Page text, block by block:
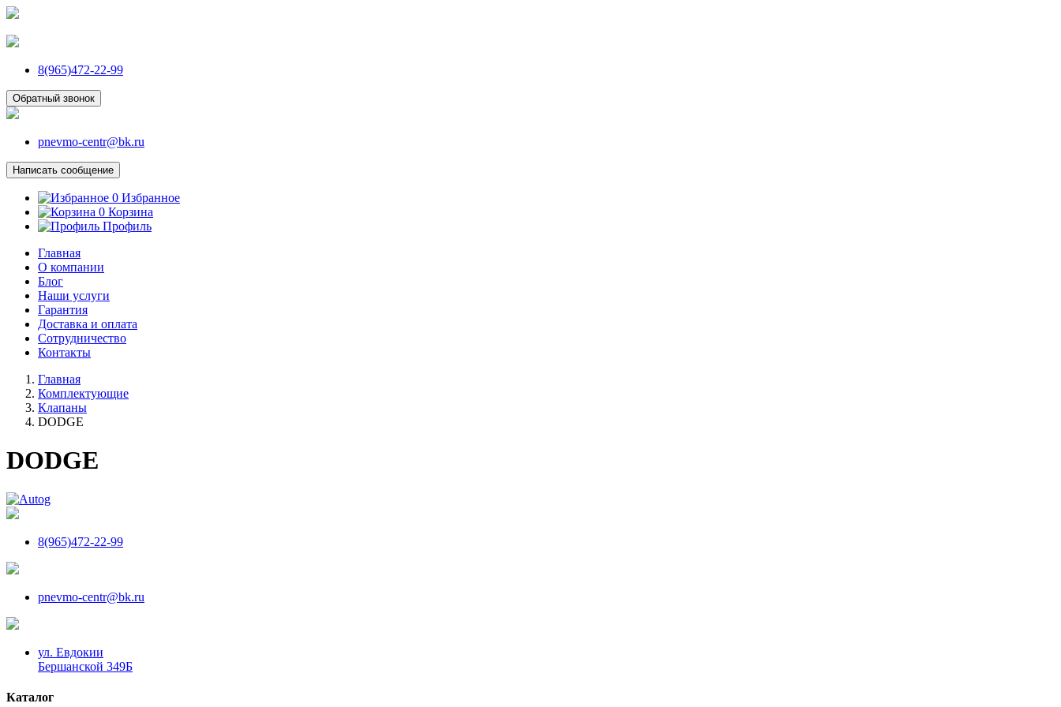
8(965)472-22-99
Обратный звонок
pnevmo-centr@bk.ru
Написать сообщение
0 Избранное
0 Корзина
Профиль
Главная
О компании
Блог
Наши услуги
Гарантия
Доставка и оплата
Сотрудничество
Контакты
Главная
Комплектующие
Клапаны
DODGE
DODGE
8(965)472-22-99
pnevmo-centr@bk.ru
ул. Евдокии
Бершанской 349Б
Каталог